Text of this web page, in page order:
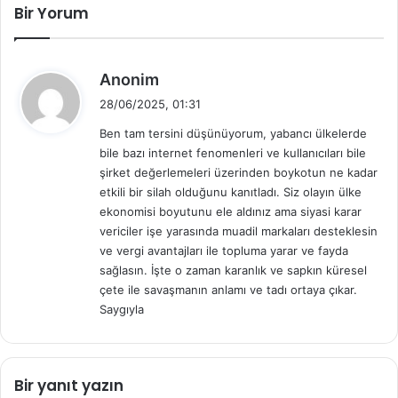
Bir Yorum
Anonim
i
k
i
:
28/06/2025, 01:31
Ben tam tersini düşünüyorum, yabancı ülkelerde
bile bazı internet fenomenleri ve kullanıcıları bile
şirket değerlemeleri üzerinden boykotun ne kadar
etkili bir silah olduğunu kanıtladı. Siz olayın ülke
ekonomisi boyutunu ele aldınız ama siyasi karar
vericiler işe yarasında muadil markaları desteklesin
ve vergi avantajları ile topluma yarar ve fayda
sağlasın. İşte o zaman karanlık ve sapkın küresel
çete ile savaşmanın anlamı ve tadı ortaya çıkar.
Saygıyla
Bir yanıt yazın